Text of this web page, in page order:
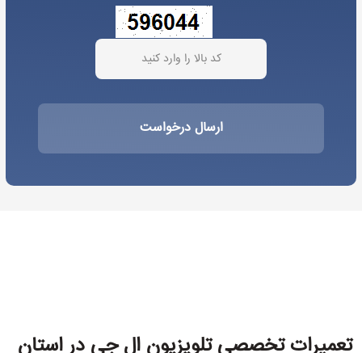
تعمیرات تخصصی تلویزیون ال جی در استان